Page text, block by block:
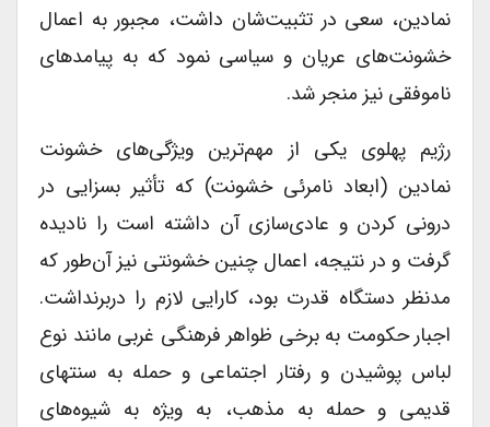
نمادین، سعی در تثبیت‌شان داشت، مجبور به اعمال
خشونت‌های عریان و سیاسی نمود که به پیامدهای
ناموفقی نیز منجر شد.
رژیم پهلوی یکی از مهم‌ترین ویژگی‌های خشونت
نمادین (ابعاد نامرئی خشونت) که تأثیر بسزایی در
درونی کردن و عادی‌سازی آن داشته است را نادیده
گرفت و در نتیجه، اعمال چنین خشونتی نیز آن‌طور که
مدنظر دستگاه قدرت بود، کارایی لازم را دربرنداشت.
اجبار حکومت به برخی ظواهر فرهنگی غربی مانند نوع
لباس پوشیدن و رفتار اجتماعی و حمله به سنتهای
قدیمی و حمله به مذهب، به ویژه به شیوه‌های